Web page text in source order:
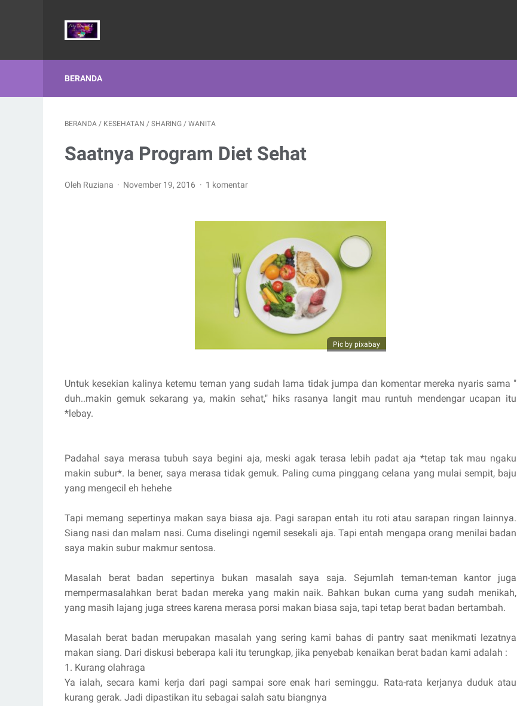
BERANDA
BERANDA / KESEHATAN / SHARING / WANITA
Saatnya Program Diet Sehat
Oleh Ruziana November 19, 2016 1 komentar
Pic by pixabay
Untuk kesekian kalinya ketemu teman yang sudah lama tidak jumpa dan komentar mereka nyaris sama "
duh..makin gemuk sekarang ya, makin sehat," hiks rasanya langit mau runtuh mendengar ucapan itu
*lebay.
Padahal saya merasa tubuh saya begini aja, meski agak terasa lebih padat aja *tetap tak mau ngaku
makin subur*. Ia bener, saya merasa tidak gemuk. Paling cuma pinggang celana yang mulai sempit, baju
yang mengecil eh hehehe
Tapi memang sepertinya makan saya biasa aja. Pagi sarapan entah itu roti atau sarapan ringan lainnya.
Siang nasi dan malam nasi. Cuma diselingi ngemil sesekali aja. Tapi entah mengapa orang menilai badan
saya makin subur makmur sentosa.
Masalah berat badan sepertinya bukan masalah saya saja. Sejumlah teman-teman kantor juga
mempermasalahkan berat badan mereka yang makin naik. Bahkan bukan cuma yang sudah menikah,
yang masih lajang juga strees karena merasa porsi makan biasa saja, tapi tetap berat badan bertambah.
Masalah berat badan merupakan masalah yang sering kami bahas di pantry saat menikmati lezatnya
makan siang. Dari diskusi beberapa kali itu terungkap, jika penyebab kenaikan berat badan kami adalah :
1. Kurang olahraga
Ya ialah, secara kami kerja dari pagi sampai sore enak hari seminggu. Rata-rata kerjanya duduk atau
kurang gerak. Jadi dipastikan itu sebagai salah satu biangnya